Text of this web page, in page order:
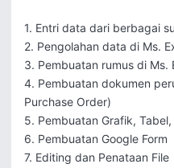
1. Entri data dari berbagai
2. Pengolahan data di Ms.
3. Pembuatan rumus di
4. Pembuatan dokumen
Purchase Order)
5. Pembuatan Grafik,
6. Pembuatan Google Form
7. Editing dan Penataan File